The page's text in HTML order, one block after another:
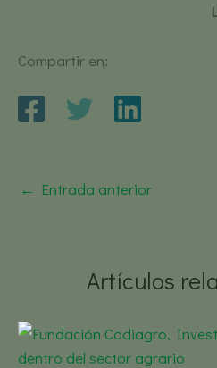
Compartir en:
← Entrada anterior
Artículos